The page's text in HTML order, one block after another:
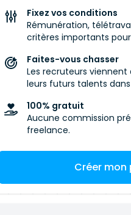
Fixez vos conditions
Rémunération,
critères importants
Faites-vous chasser
Les recruteurs
leurs futurs talents
100% gratuit
Aucune commission
freelance.
Créer mon